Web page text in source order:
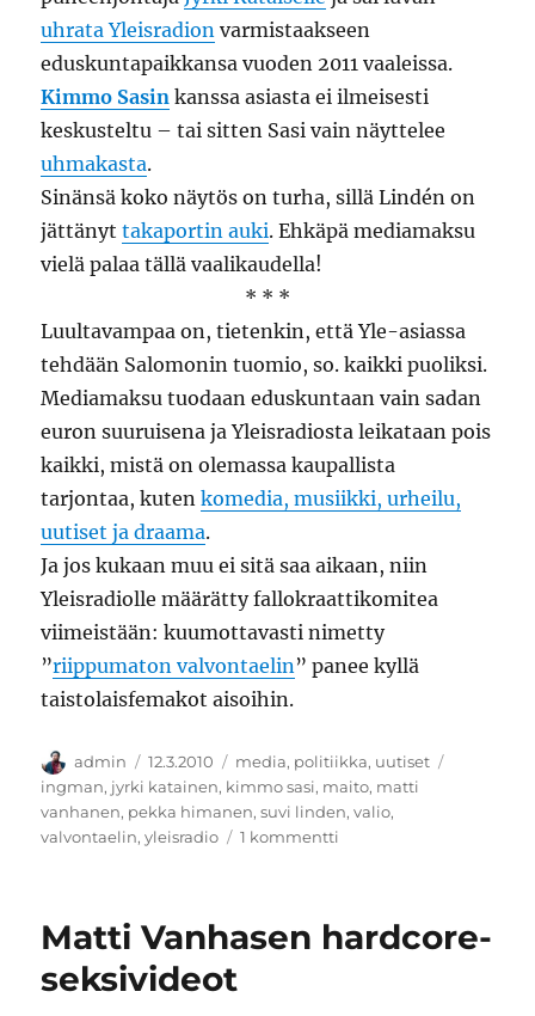
uhrata Yleisradion varmistaakseen
eduskuntapaikkansa vuoden 2011 vaaleissa.
Kimmo Sasin kanssa asiasta ei ilmeisesti
keskusteltu – tai sitten Sasi vain näyttelee
uhmakasta.
Sinänsä koko näytös on turha, sillä Lindén on
jättänyttakaportin auki. Ehkäpä mediamaksu
vielä palaa tällä vaalikaudella!
* * *
Luultavampaa on, tietenkin, että Yle-asiassa
tehdään Salomonin tuomio, so. kaikki puoliksi.
Mediamaksu tuodaan eduskuntaan vain sadan
euron suuruisena ja Yleisradiosta leikataan pois
kaikki, mistä on olemassa kaupallista
tarjontaa, kutenkomedia, musiikki, urheilu,
uutiset ja draama.
Ja jos kukaan muu ei sitä saa aikaan, niin
Yleisradiolle määrätty fallokraattikomitea
viimeistään: kuumottavasti nimetty
”riippumaton valvontaelin” panee kyllä
taistolaisfemakot aisoihin.
Kirjoittaja
admin Julkaistu
12.3.2010 Kategoriat
media, politiikka, uutiset
ingman, jyrki katainen, kimmo sasi, maito, matti
vanhanen, pekka himanen,suvi linden,valio,
valvontaelin,yleisradio 1 kommentti
kanta
Matti Vanhasen hardcore-
seksivideot